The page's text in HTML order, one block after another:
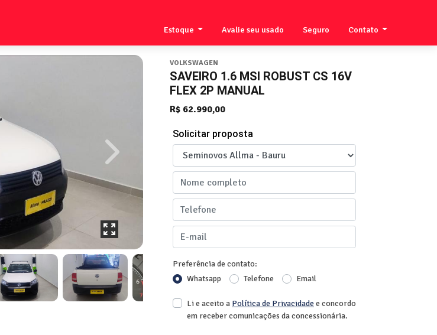
Estoque Avalie seu usado Seguro Contato
VOLKSWAGEN
SAVEIRO 1.6 MSI ROBUST CS 16V
FLEX 2P MANUAL
R$ 62.990,00
Solicitar proposta
Preferência de contato:
Whatsapp
Telefone Email
Li e aceito a Política de Privacidadee concordo
em receber comunicações da concessionária.
Next